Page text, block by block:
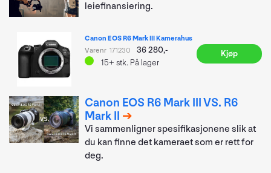
leiefinansiering.
Canon EOS R6 Mark III Kamerahus
Varenr 171230 36 280,-
15+ stk. På lager
Canon EOS R6 Mark III VS. R6
Mark II
Vi sammenligner spesifikasjonene slik at
du kan finne det kameraet som er rett for
deg.